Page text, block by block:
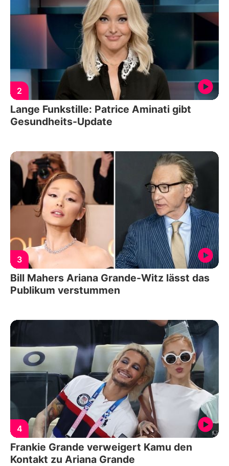
2
Lange Funkstille: Patrice Aminati gibt
Gesundheits-Update
3
Bill Mahers Ariana Grande-Witz lässt das
Publikum verstummen
4
Frankie Grande verweigert Kamu den
Kontakt zu Ariana Grande